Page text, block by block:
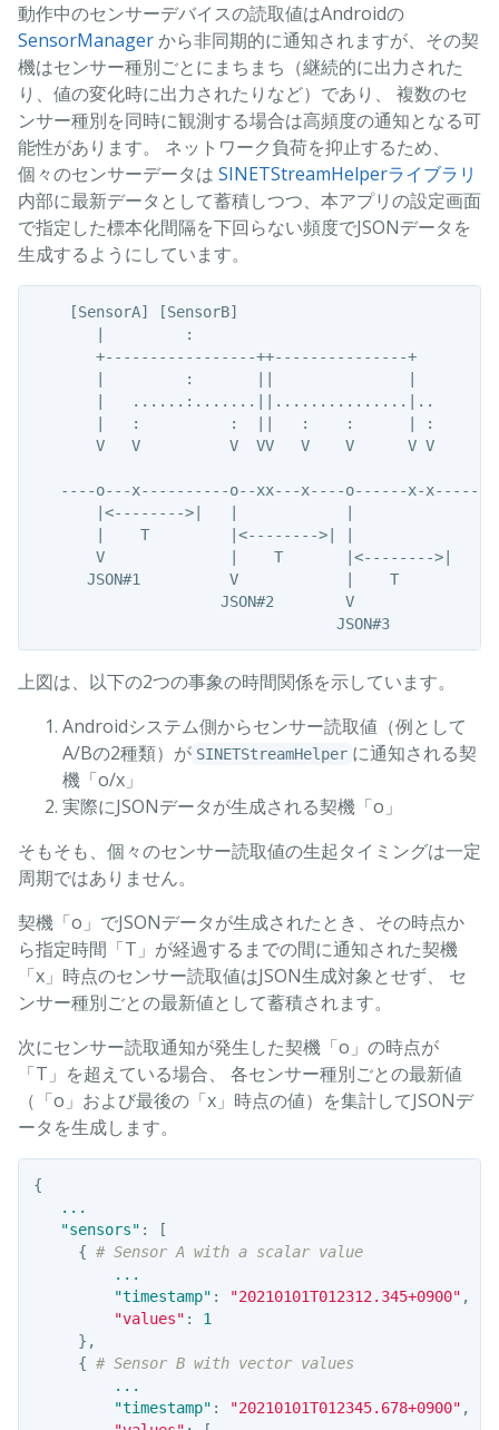
動作中のセンサーデバイスの読取値はAndroidの
SensorManagerから非同期的に通知されますが、その契
機はセンサー種別ごとにまちまち（継続的に出力された
り、値の変化時に出力されたりなど）であり、 複数のセ
ンサー種別を同時に観測する場合は高頻度の通知となる可
能性があります。 ネットワーク負荷を抑止するため、
個々のセンサーデータは SINETStreamHelperライブラリ
内部に最新データとして蓄積しつつ、本アプリの設定画面
で指定した標本化間隔を下回らない頻度でJSONデータを
生成するようにしています。
    [SensorA] [SensorB]
       |         :
       +-----------------++---------------+
       |         :       ||               |
       |   ......:.......||...............|..
       |   :          :  ||   :    :      | :
       V   V          V  VV   V    V      V V
----o---x----------o--xx---x----o------x-
       |<-------->|   |            |
       |    T         |<-------->| |
       V              |    T       |<-------->|
      JSON#1          V            |    T
                     JSON#2        V
                                  JSON#3
上図は、以下の2つの事象の時間関係を示しています。
Androidシステム側からセンサー読取値（例として
A/Bの2種類）が SINETStreamHelper に通知される契
機「o/x」
実際にJSONデータが生成される契機「o」
そもそも、個々のセンサー読取値の生起タイミングは一定
周期ではありません。
契機「o」でJSONデータが生成されたとき、その時点か
ら指定時間「T」が経過するまでの間に通知された契機
「x」時点のセンサー読取値はJSON生成対象とせず、 セ
ンサー種別ごとの最新値として蓄積されます。
次にセンサー読取通知が発生した契機「o」の時点が
「T」を超えている場合、 各センサー種別ごとの最新値
（「o」および最後の「x」時点の値）を集計してJSONデ
ータを生成します。
{
...
"sensors" :
[
{ # Sensor A with a scalar value
...
"timestamp" : "20210101T012312.345+0900" ,
"values" :
1
},
{ # Sensor B with vector values
...
"timestamp" : "20210101T012345.678+0900" ,